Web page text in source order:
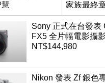
慧
」登場
家族最終
Sony 正式在台發表
FX5 全片幅電影攝
NT$144,980
Nikon 發表 Zf 銀色